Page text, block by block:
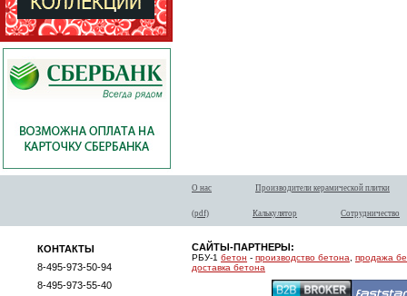
О нас Производители керамической плитки
(pdf) Калькулятор Сотрудничество
КОНТАКТЫ
8-495-973-50-94
8-495-973-55-40
САЙТЫ-ПАРТНЕРЫ:
РБУ-1 бетон - производство бетона
продажа
доставка бетона